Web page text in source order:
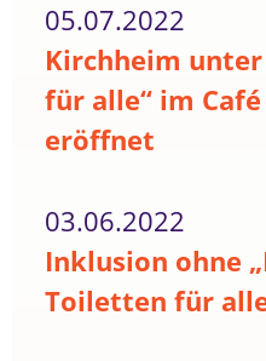
05.07.2022
Kirchheim
für alle“ im
eröffnet
03.06.2022
Inklusion ohne
Toiletten für